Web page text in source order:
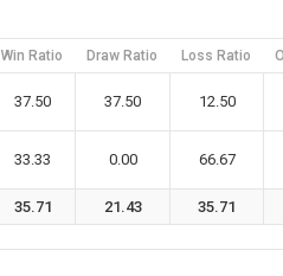
Win Ratio Draw Ratio Loss Ratio
37.50 37.50 12.50
33.33 0.00 66.67
35.71 21.43 35.71